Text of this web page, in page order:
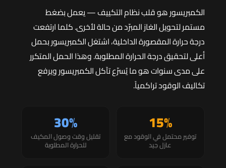
الكمبريسور هو قلب نظام التكييف — يعمل بضغط
مستمر لتحويل الغاز المبرّد من حالة لأخرى. كلما ارتفعت
درجة حرارة المقصورة الداخلية، اشتغل الكمبريسور بحمل
أعلى لتحقيق درجة الحرارة المطلوبة. وهذا الحمل المتكرر
على مدى سنوات هو ما يُسرّع تآكل الكمبريسور ويرفع
تكاليف الوقود تراكمياً.
15%
توفير محتمل في الوقود مع
عازل جيد
30%
تقليل وقت وصول المكيف
للحرارة المطلوبة